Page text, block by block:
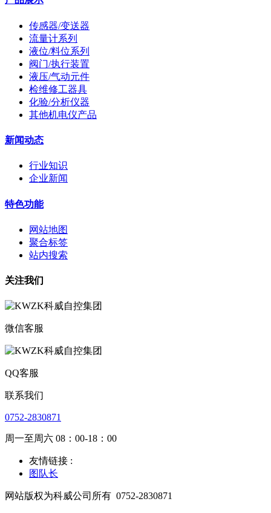
传感器/变送器
流量计系列
液位/料位系列
阀门/执行装置
液压/气动元件
检维修工器具
化验/分析仪器
其他机电仪产品
新闻动态
行业知识
企业新闻
特色功能
网站地图
聚合标签
站内搜索
关注我们
微信客服
QQ客服
联系我们
0752-2830871
周一至周六 08：00-18：00
友情链接 :
图队长
网站版权为科威公司所有 0752-2830871